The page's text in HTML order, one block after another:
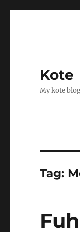
Kote
My kote
Tag: